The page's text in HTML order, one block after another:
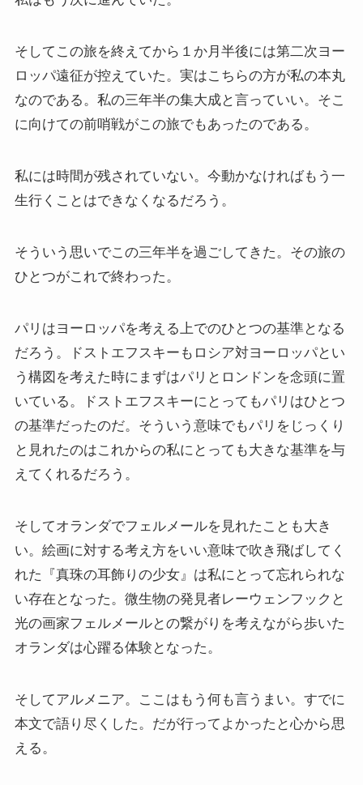
ドイツの大詩人ゲーテを味わう
哲学者ショーペンハウアーに学ぶ
ローマ帝国の興亡とバチカン、ローマカトリック
光の画家フェルメールと科学革命
奇跡の音楽家メンデルスゾーンの驚異の人生
クラシック・西洋美術から見るヨーロッパ
その他おすすめ本
タンザニア・トルコ編
ポーランド編
ボスニア・クロアチア編
そしてこの旅を終えてから１か月半後には第二次ヨー
ロッパ遠征が控えていた。実はこちらの方が私の本丸
なのである。私の三年半の集大成と言っていい。そこ
に向けての前哨戦がこの旅でもあったのである。
私には時間が残されていない。今動かなければもう一
生行くことはできなくなるだろう。
そういう思いでこの三年半を過ごしてきた。その旅の
ひとつがこれで終わった。
パリはヨーロッパを考える上でのひとつの基準となる
だろう。ドストエフスキーもロシア対ヨーロッパとい
う構図を考えた時にまずはパリとロンドンを念頭に置
いている。ドストエフスキーにとってもパリはひとつ
の基準だったのだ。そういう意味でもパリをじっくり
と見れたのはこれからの私にとっても大きな基準を与
えてくれるだろう。
そしてオランダでフェルメールを見れたことも大き
い。絵画に対する考え方をいい意味で吹き飛ばしてく
れた『真珠の耳飾りの少女』は私にとって忘れられな
い存在となった。微生物の発見者レーウェンフックと
光の画家フェルメールとの繋がりを考えながら歩いた
オランダは心躍る体験となった。
そしてアルメニア。ここはもう何も言うまい。すでに
本文で語り尽くした。だが行ってよかったと心から思
える。